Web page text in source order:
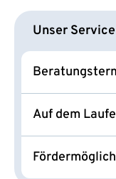
Unser Service
Auf dem